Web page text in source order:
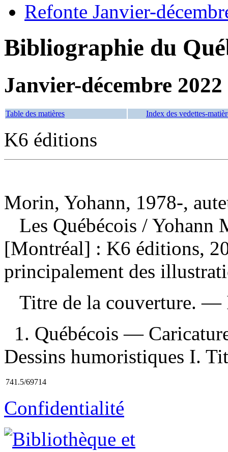
Refonte Janvier-
Bibliographie du
Janvier-décembre 2022
Table des matières Index des vedettes-
K6 éditions
Morin, Yohann, 1978-,
Les Québécois / Yohann
[Montréal] : K6 éditions,
principalement des
Titre de la couverture. —
1. Québécois —
Dessins humoristiques I.
741.5/69714
Confidentialité